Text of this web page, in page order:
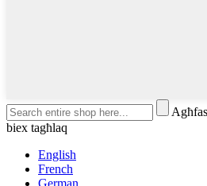
biex tagħlaq
English
French
German